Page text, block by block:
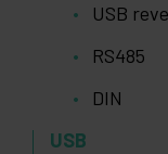
USB
RS485
DIN
USB